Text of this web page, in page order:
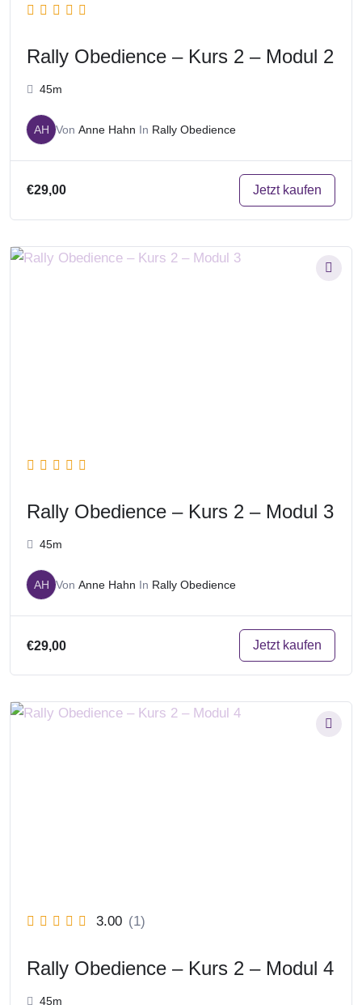
Rally Obedience – Kurs 2 – Modul 2
45m
AH Von Anne Hahn In Rally Obedience
€29,00 Jetzt kaufen
Rally Obedience – Kurs 2 – Modul 3
45m
AH Von Anne Hahn In Rally Obedience
€29,00 Jetzt kaufen
3.00 (1)
Rally Obedience – Kurs 2 – Modul 4
45m